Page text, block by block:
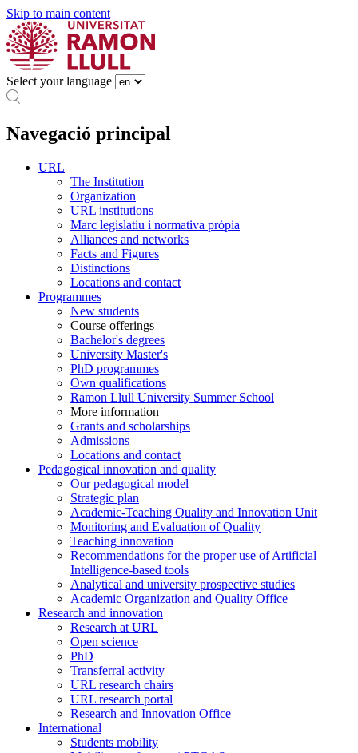
Skip to main content
Select your language
Navegació principal
URL
The Institution
Organization
URL institutions
Marc legislatiu i normativa pròpia
Alliances and networks
Facts and Figures
Distinctions
Locations and contact
Programmes
New students
Course offerings
Bachelor's degrees
University Master's
PhD programmes
Own qualifications
Ramon Llull University Summer School
More information
Grants and scholarships
Admissions
Locations and contact
Pedagogical innovation and quality
Our pedagogical model
Strategic plan
Academic-Teaching Quality and Innovation Unit
Monitoring and Evaluation of Quality
Teaching innovation
Recommendations for the proper use of Artificial
Intelligence-based tools
Analytical and university prospective studies
Academic Organization and Quality Office
Research and innovation
Research at URL
Open science
PhD
Transferral activity
URL research chairs
URL research portal
Research and Innovation Office
International
Students mobility